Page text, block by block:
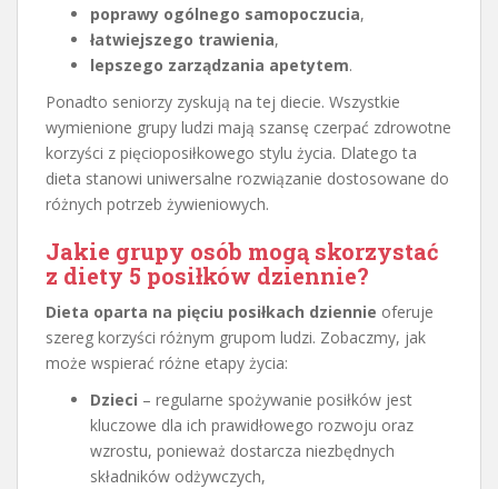
poprawy ogólnego samopoczucia,
łatwiejszego trawienia,
lepszego zarządzania apetytem.
Ponadto seniorzy zyskują na tej diecie. Wszystkie
wymienione grupy ludzi mają szansę czerpać zdrowotne
korzyści z pięcioposiłkowego stylu życia. Dlatego ta
dieta stanowi uniwersalne rozwiązanie dostosowane do
różnych potrzeb żywieniowych.
Jakie grupy osób mogą skorzystać
z diety 5 posiłków dziennie?
Dieta oparta na pięciu posiłkach dziennie oferuje
szereg korzyści różnym grupom ludzi. Zobaczmy, jak
może wspierać różne etapy życia:
Dzieci – regularne spożywanie posiłków jest
kluczowe dla ich prawidłowego rozwoju oraz
wzrostu, ponieważ dostarcza niezbędnych
składników odżywczych,